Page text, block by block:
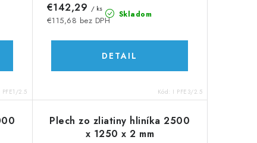
PFE1/2.5
Skladom
€115,68 bez DPH
€142,29 / ks
DETAIL
Kód: I PFE3/2.5
Plech zo zliatiny hliníka 2500
x 1250 x 2 mm